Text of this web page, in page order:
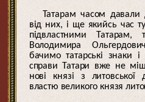
Татарам часом давали
від них, і ще якийсь час
підвластними
Володимира
бачимо татарські знаки
справи Татари вже не
нові князі з литовської
властю великого князя